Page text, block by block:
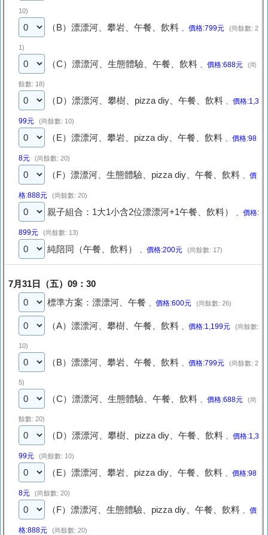
10)
（B）漂漂河、攀岩、午餐、飲料 、價格:799元 (尚餘數: 2
1)
（C）漂漂河、生態體驗、午餐、飲料 、價格:688元 (尚
餘數: 18)
（D）漂漂河、攀樹、pizza diy、午餐、飲料 、價格:1,3
99元 (尚餘數: 10)
（E）漂漂河、攀岩、pizza diy、午餐、飲料 、價格:98
8元 (尚餘數: 20)
（F）漂漂河、生態體驗、pizza diy、午餐、飲料 、價
格:888元 (尚餘數: 20)
親子組合：1大1小含2位漂漂河+1午餐、飲料） 、價格:
899元 (尚餘數: 13)
純陪同（午餐、飲料） 、價格:200元 (尚餘數: 17)
7月31日（五）09：30
標準方案：漂漂河、午餐 、價格:600元 (尚餘數: 26)
（A）漂漂河、攀樹、午餐、飲料 、價格:1,199元 (尚餘數:
10)
（B）漂漂河、攀岩、午餐、飲料 、價格:799元 (尚餘數: 2
5)
（C）漂漂河、生態體驗、午餐、飲料 、價格:688元 (尚
餘數: 20)
（D）漂漂河、攀樹、pizza diy、午餐、飲料 、價格:1,3
99元 (尚餘數: 10)
（E）漂漂河、攀岩、pizza diy、午餐、飲料 、價格:98
8元 (尚餘數: 20)
（F）漂漂河、生態體驗、pizza diy、午餐、飲料 、價
格:888元 (尚餘數: 20)